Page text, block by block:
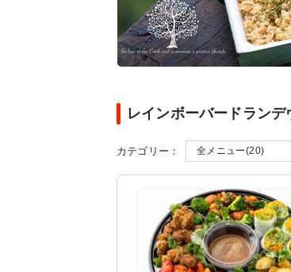
レインボーバードランデ
カテゴリー：